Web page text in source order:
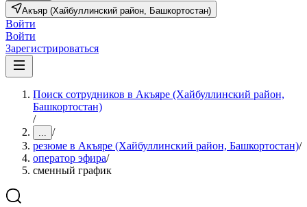
Акъяр (Хайбуллинский район, Башкортостан)
Войти
Войти
Зарегистрироваться
Поиск сотрудников в Акъяре (Хайбуллинский район,
Башкортостан)
/
... /
резюме в Акъяре (Хайбуллинский район, Башкортостан)/
оператор эфира/
сменный график